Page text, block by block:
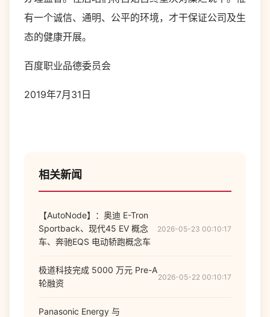
有一个诚信、通明、公平的环境，才干保证公司及生
态的健康开展。
百度职业品德委员会
2019年7月31日
相关新闻
【AutoNode】：奥迪 E-Tron
Sportback、现代45 EV 概念
车、奔驰EQS 电动轿跑概念车
2026-05-23 00:10:17
极道科技完成 5000 万元 Pre-A
轮融资
2026-05-22 00:10:17
Panasonic Energy 与